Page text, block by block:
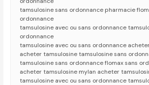
tamsulosine sans ordonnance pharmacie
ordonnance
tamsulosine avec ou sans ordonnance
ordonnance
tamsulosine avec ou sans ordonnance
acheter tamsulosine tamsulosine sans
tamsulosine sans ordonnance flomax sans
acheter tamsulosine mylan acheter
tamsulosine avec ou sans ordonnance